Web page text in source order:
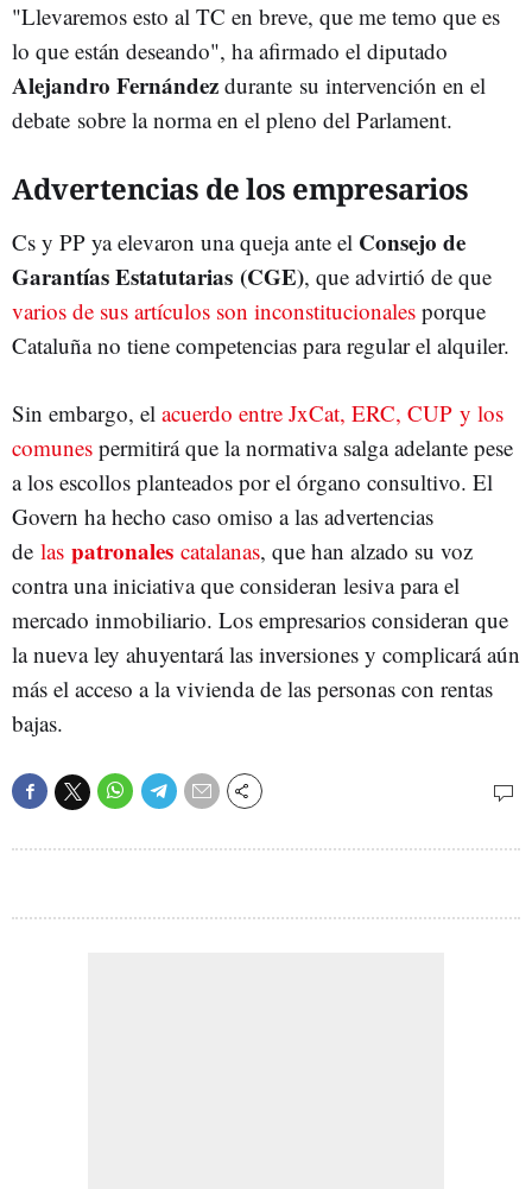
"Llevaremos esto al TC en breve, que me temo que es
lo que están deseando", ha afirmado el diputado
Alejandro Fernández durante su intervención en el
debate sobre la norma en el pleno del Parlament.
Advertencias de los empresarios
Cs y PP ya elevaron una queja ante el Consejo de
Garantías Estatutarias (CGE), que advirtió de que
varios de sus artículos son inconstitucionales porque
Cataluña no tiene competencias para regular el alquiler.
Sin embargo, el acuerdo entre JxCat, ERC, CUP y los
comunes permitirá que la normativa salga adelante pese
a los escollos planteados por el órgano consultivo. El
Govern ha hecho caso omiso a las advertencias
de las patronales catalanas, que han alzado su voz
contra una iniciativa que consideran lesiva para el
mercado inmobiliario. Los empresarios consideran que
la nueva ley ahuyentará las inversiones y complicará aún
más el acceso a la vivienda de las personas con rentas
bajas.